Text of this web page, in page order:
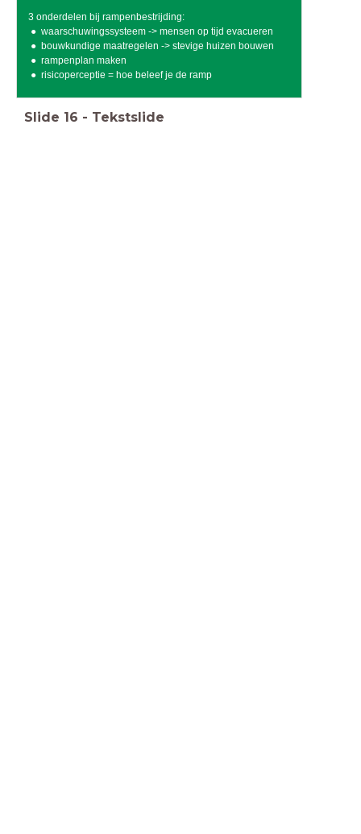
3 onderdelen bij rampenbestrijding:
waarschuwingssysteem -> mensen op tijd evacueren
bouwkundige maatregelen -> stevige huizen bouwen
rampenplan maken
risicoperceptie = hoe beleef je de ramp
Slide 16 - Tekstslide